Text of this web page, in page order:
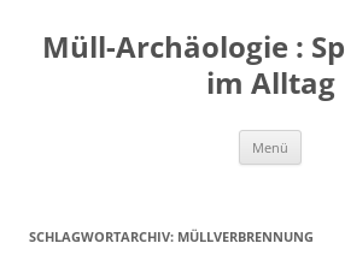
springen
Müll-Archäologie :
im Alltag
Menü
SCHLAGWORTARCHIV: MÜLLVERBRENNUNG